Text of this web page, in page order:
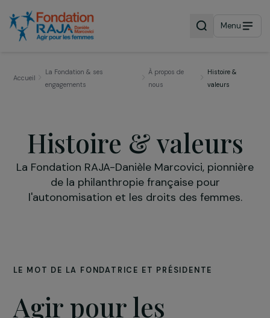
Menu
Histoire & valeurs
La Fondation RAJA-Danièle Marcovici,
de la philanthropie française pour
LE MOT DE LA FONDATRICE ET PRÉSIDENTE